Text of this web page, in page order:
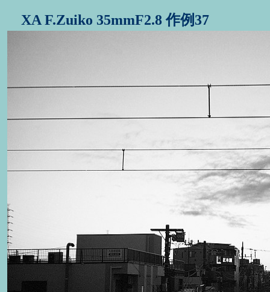
XA F.Zuiko 35mmF2.8 作例37